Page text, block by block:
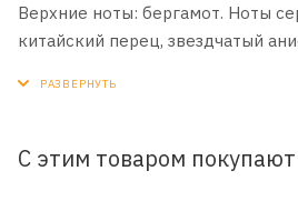
Верхние ноты: бергамот. Ноты
китайский перец, звездчатый
С этим товаром покупают